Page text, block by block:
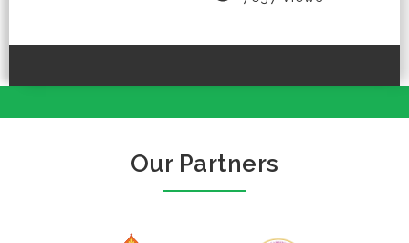
Our Partners